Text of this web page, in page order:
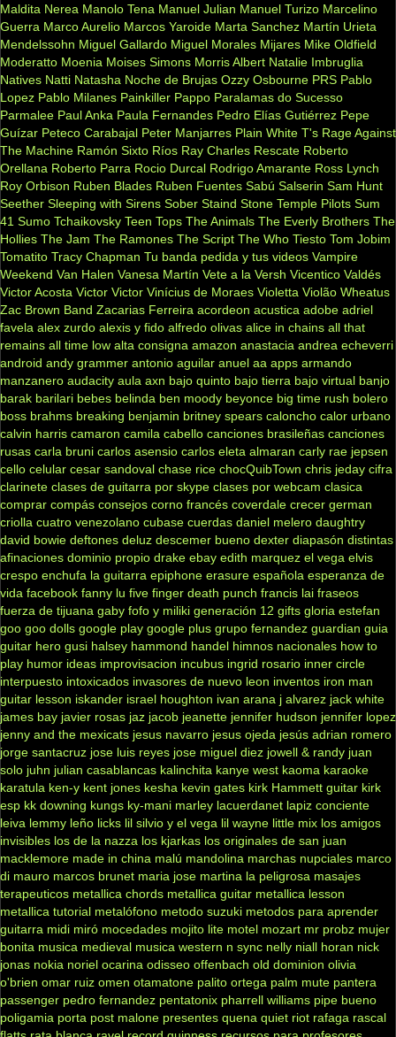
Maldita Nerea Manolo Tena Manuel Julian Manuel Turizo Marcelino
Guerra Marco Aurelio Marcos Yaroide Marta Sanchez Martín Urieta
Mendelssohn Miguel Gallardo Miguel Morales Mijares Mike Oldfield
Moderatto Moenia Moises Simons Morris Albert Natalie Imbruglia
Natives Natti Natasha Noche de Brujas Ozzy Osbourne PRS Pablo
Lopez Pablo Milanes Painkiller Pappo Paralamas do Sucesso
Parmalee Paul Anka Paula Fernandes Pedro Elías Gutiérrez Pepe
Guízar Peteco Carabajal Peter Manjarres Plain White T's Rage Against
The Machine Ramón Sixto Ríos Ray Charles Rescate Roberto
Orellana Roberto Parra Rocio Durcal Rodrigo Amarante Ross Lynch
Roy Orbison Ruben Blades Ruben Fuentes Sabú Salserin Sam Hunt
Seether Sleeping with Sirens Sober Staind Stone Temple Pilots Sum
41 Sumo Tchaikovsky Teen Tops The Animals The Everly Brothers The
Hollies The Jam The Ramones The Script The Who Tiesto Tom Jobim
Tomatito Tracy Chapman Tu banda pedida y tus videos Vampire
Weekend Van Halen Vanesa Martín Vete a la Versh Vicentico Valdés
Victor Acosta Victor Victor Vinícius de Moraes Violetta Violão Wheatus
Zac Brown Band Zacarias Ferreira acordeon acustica adobe adriel
favela alex zurdo alexis y fido alfredo olivas alice in chains all that
remains all time low alta consigna amazon anastacia andrea echeverri
android andy grammer antonio aguilar anuel aa apps armando
manzanero audacity aula axn bajo quinto bajo tierra bajo virtual banjo
barak barilari bebes belinda ben moody beyonce big time rush bolero
boss brahms breaking benjamin britney spears caloncho calor urbano
calvin harris camaron camila cabello canciones brasileñas canciones
rusas carla bruni carlos asensio carlos eleta almaran carly rae jepsen
cello celular cesar sandoval chase rice chocQuibTown chris jeday cifra
clarinete clases de guitarra por skype clases por webcam clasica
comprar compás consejos corno francés coverdale crecer german
criolla cuatro venezolano cubase cuerdas daniel melero daughtry
david bowie deftones deluz descemer bueno dexter diapasón distintas
afinaciones dominio propio drake ebay edith marquez el vega elvis
crespo enchufa la guitarra epiphone erasure española esperanza de
vida facebook fanny lu five finger death punch francis lai fraseos
fuerza de tijuana gaby fofo y miliki generación 12 gifts gloria estefan
goo goo dolls google play google plus grupo fernandez guardian guia
guitar hero gusi halsey hammond handel himnos nacionales how to
play humor ideas improvisacion incubus ingrid rosario inner circle
interpuesto intoxicados invasores de nuevo leon inventos iron man
guitar lesson iskander israel houghton ivan arana j alvarez jack white
james bay javier rosas jaz jacob jeanette jennifer hudson jennifer lopez
jenny and the mexicats jesus navarro jesus ojeda jesús adrian romero
jorge santacruz jose luis reyes jose miguel diez jowell & randy juan
solo juhn julian casablancas kalinchita kanye west kaoma karaoke
karatula ken-y kent jones kesha kevin gates kirk Hammett guitar kirk
esp kk downing kungs ky-mani marley lacuerdanet lapiz conciente
leiva lemmy leño licks lil silvio y el vega lil wayne little mix los amigos
invisibles los de la nazza los kjarkas los originales de san juan
macklemore made in china malú mandolina marchas nupciales marco
di mauro marcos brunet maria jose martina la peligrosa masajes
terapeuticos metallica chords metallica guitar metallica lesson
metallica tutorial metalófono metodo suzuki metodos para aprender
guitarra midi miró mocedades mojito lite motel mozart mr probz mujer
bonita musica medieval musica western n sync nelly niall horan nick
jonas nokia noriel ocarina odisseo offenbach old dominion olivia
o'brien omar ruiz omen otamatone palito ortega palm mute pantera
passenger pedro fernandez pentatonix pharrell williams pipe bueno
poligamia porta post malone presentes quena quiet riot rafaga rascal